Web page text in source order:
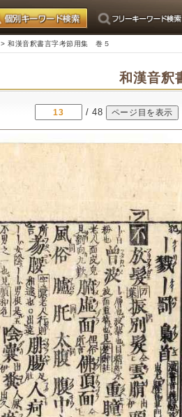
> 和漢音釈書言字考節用集 巻５
和漢音釈
/ 48